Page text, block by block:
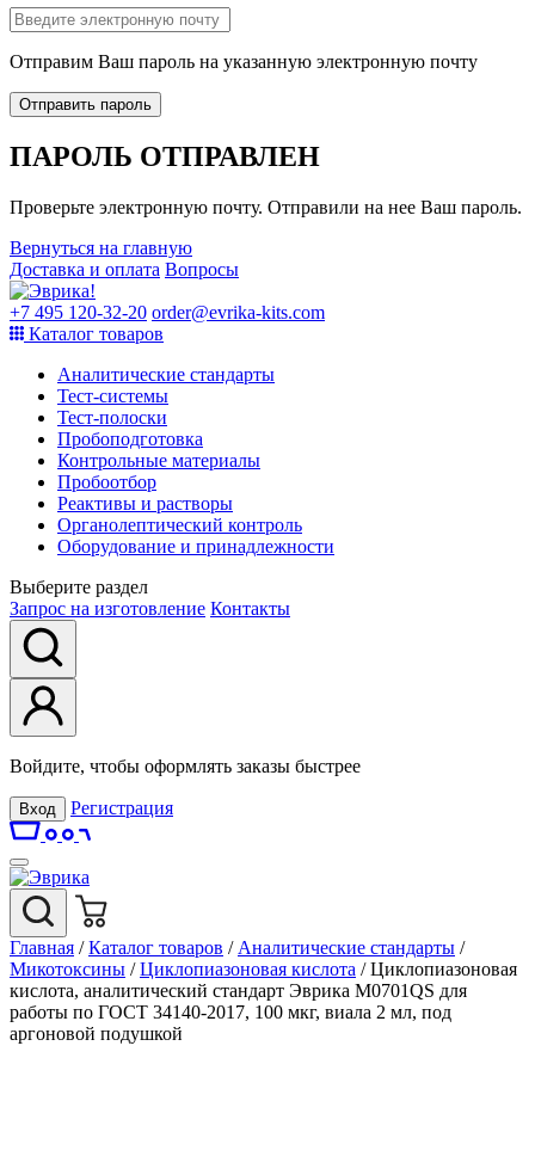
Отправим Ваш пароль на указанную электронную почту
Отправить пароль
ПАРОЛЬ ОТПРАВЛЕН
Проверьте электронную почту. Отправили на нее Ваш пароль.
Вернуться на главную
Доставка и оплата Вопросы
+7 495 120-32-20 order@evrika-kits.com
Каталог товаров
Аналитические стандарты
Тест-системы
Тест-полоски
Пробоподготовка
Контрольные материалы
Пробоотбор
Реактивы и растворы
Органолептический контроль
Оборудование и принадлежности
Выберите раздел
Запрос на изготовление Контакты
Войдите, чтобы оформлять заказы быстрее
Вход Регистрация
Главная / Каталог товаров / Аналитические стандарты /
Микотоксины / Циклопиазоновая кислота / Циклопиазоновая
кислота, аналитический стандарт Эврика M0701QS для
работы по ГОСТ 34140-2017, 100 мкг, виала 2 мл, под
аргоновой подушкой